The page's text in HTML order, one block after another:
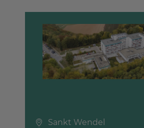
Sankt Wendel